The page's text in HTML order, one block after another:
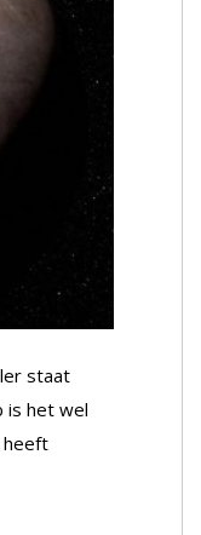
staat
is het wel
heeft